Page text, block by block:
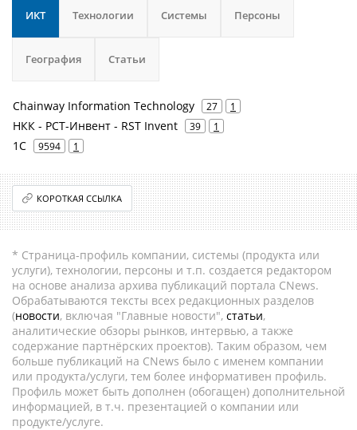
ИКТ Технологии Системы Персоны
География Статьи
Chainway Information Technology 27 1
НКК - РСТ-Инвент - RST Invent 39 1
1С 9594 1
КОРОТКАЯ ССЫЛКА
* Страница-профиль компании, системы (продукта или
услуги), технологии, персоны и т.п. создается редактором
на основе анализа архива публикаций портала CNews.
Обрабатываются тексты всех редакционных разделов
(новости, включая "Главные новости", статьи,
аналитические обзоры рынков, интервью, а также
содержание партнёрских проектов). Таким образом, чем
больше публикаций на CNews было с именем компании
или продукта/услуги, тем более информативен профиль.
Профиль может быть дополнен (обогащен) дополнительной
информацией, в т.ч. презентацией о компании или
продукте/услуге.